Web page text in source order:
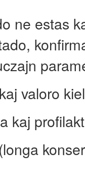
ne estas
valoro
kaj